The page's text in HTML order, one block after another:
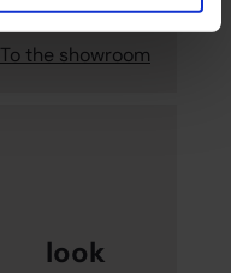
Kraus
To the showroom
look